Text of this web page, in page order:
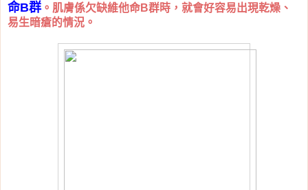
命B群 。肌膚係欠缺維他命B群時，就會好容易出現乾燥、
易生暗瘡的情況。